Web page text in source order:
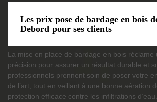
Les prix pose de bardage en bois
Debord pour ses clients
La mise en place de bardage en bois réclame
précision pour assurer un résultat durable et
professionnels prennent soin de poser votre
de l’art, tout en veillant à une bonne aération
protection efficace contre les infiltrations